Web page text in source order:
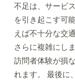
不足は、サービ
を引き起こす可
えば不十分な交
さらに複雑にし
訪問者体験が損
れます。 最後に